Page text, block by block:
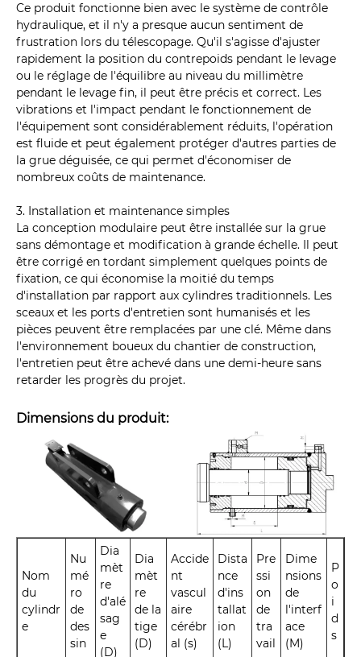
Ce produit fonctionne bien avec le système de contrôle
hydraulique, et il n'y a presque aucun sentiment de
frustration lors du télescopage. Qu'il s'agisse d'ajuster
rapidement la position du contrepoids pendant le levage
ou le réglage de l'équilibre au niveau du millimètre
pendant le levage fin, il peut être précis et correct. Les
vibrations et l'impact pendant le fonctionnement de
l'équipement sont considérablement réduits, l'opération
est fluide et peut également protéger d'autres parties de
la grue déguisée, ce qui permet d'économiser de
nombreux coûts de maintenance.
3. Installation et maintenance simples
La conception modulaire peut être installée sur la grue
sans démontage et modification à grande échelle. Il peut
être corrigé en tordant simplement quelques points de
fixation, ce qui économise la moitié du temps
d'installation par rapport aux cylindres traditionnels. Les
sceaux et les ports d'entretien sont humanisés et les
pièces peuvent être remplacées par une clé. Même dans
l'environnement boueux du chantier de construction,
l'entretien peut être achevé dans une demi-heure sans
retarder les progrès du projet.
Dimensions du produit:
Nom
du
cylindr
e
Nu
mé
ro
de
des
sin
Dia
mèt
re
d'alé
sag
e
(D)
Dia
mèt
re
de la
tige
(D)
Accide
nt
vascul
aire
cérébr
al (s)
Dista
nce
d'ins
tallat
ion
(L)
Pre
ssi
on
de
tra
vail
Dime
nsions
de
l'interf
ace
(M)
P
o
i
d
s